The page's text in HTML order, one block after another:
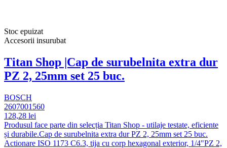
Stoc epuizat
Accesorii insurubat
Titan Shop |Cap de surubelnita extra dur
PZ 2, 25mm set 25 buc.
BOSCH
2607001560
128,28 lei
Produsul face parte din selecția Titan Shop - utilaje testate, eficiente
și durabile.Cap de surubelnita extra dur PZ 2, 25mm set 25 buc.
Actionare ISO 1173 C6.3, tija cu corp hexagonal exterior, 1/4"PZ 2,